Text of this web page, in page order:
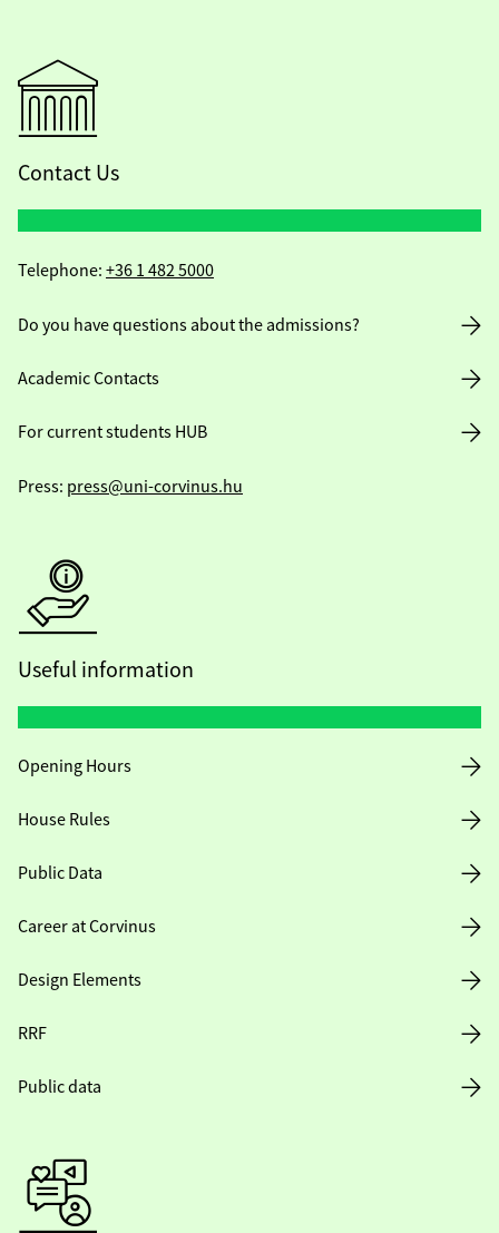
Contact Us
Telephone: +36 1 482 5000
Do you have questions about the admissions?
Academic Contacts
For current students HUB
Press: press@uni-corvinus.hu
Useful information
Opening Hours
House Rules
Public Data
Career at Corvinus
Design Elements
RRF
Public data